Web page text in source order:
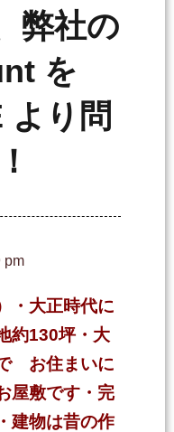
弊社の
を
より問
pm
・大正時代に
約130坪・大
お住まいに
屋敷です・完
建物は昔の作